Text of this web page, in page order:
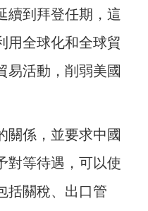
續到拜登任期，這
用全球化和全球貿
易活動，削弱美國
關係，並要求中國
對等待遇，可以使
括關稅、出口管